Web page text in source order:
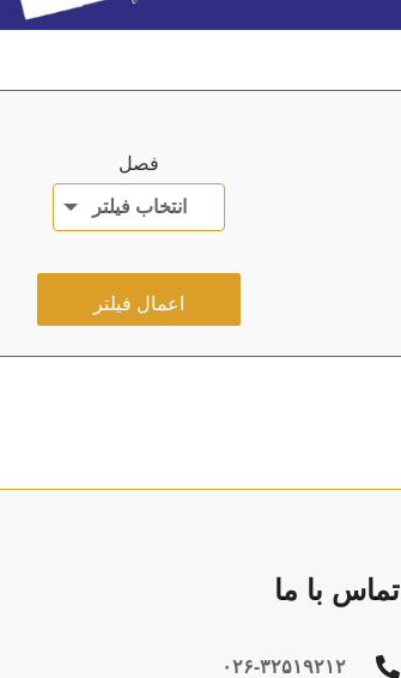
فصل
انتخاب فیلتر
اعمال فیلتر
تماس با ما
۰۲۶-۳۲۵۱۹۲۱۲